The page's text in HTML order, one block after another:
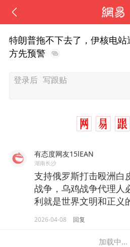
特朗普拖不下去了，伊核电
方先预警
有态度网友15lEAN
湖南长沙
支持俄罗斯打击殴洲白
战争，乌鸡战争代理人
利就是世界文明和正义
2026-04-08 回复
加载中...